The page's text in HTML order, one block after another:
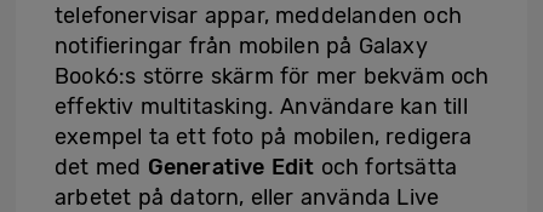
telefonervisar appar, meddelanden och
notifieringar från mobilen på Galaxy
Book6:s större skärm för mer bekväm och
effektiv multitasking. Användare kan till
exempel ta ett foto på mobilen, redigera
det med Generative Edit och fortsätta
arbetet på datorn, eller använda Live